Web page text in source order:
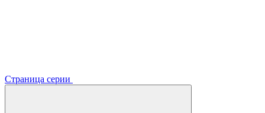
Страница серии